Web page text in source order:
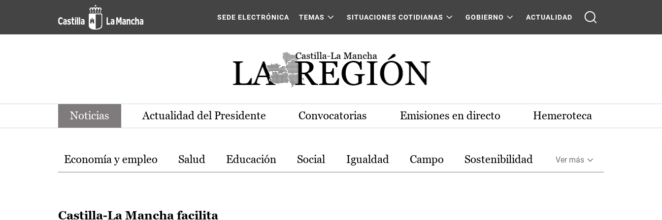
Pasar al contenido principal
Noticias de la región de Castilla-La Mancha
SEDE ELECTRÓNICA TEMAS SITUACIONES COTIDIANAS GOBIERNO ACTUALIDAD
Noticias Actualidad del Presidente Convocatorias Emisiones en directo Hemeroteca
Temas
Economía y empleo Salud Educación Social Igualdad Campo Sostenibilidad Ver más
Castilla-La Mancha facilita